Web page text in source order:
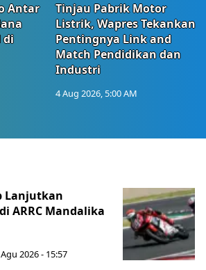
Antar
di
Tinjau Pabrik Motor
Listrik, Wapres Tekankan
Pentingnya Link and
Match Pendidikan dan
Industri
4 Aug 2026, 5:00 AM
Lanjutkan
ARRC Mandalika
2026 - 15:57